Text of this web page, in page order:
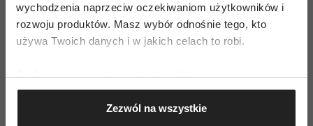
wychodzenia naprzeciw oczekiwaniom użytkowników i
rozwoju produktów. Masz wybór odnośnie tego, kto
używa Twoich danych i w jakich celach to robi.
Jeśli wyrazisz na to zgodę, chcielibyśmy również:
Gromadzić dane dotyczące Twojej lokalizacji
geograficznej z dokładnością nawet do kilku metrów
Zezwól na wszystkie
scenariuszowego jest Przemysław Nowakowski.
Autorami zdjęć są: Michał Englert oraz Piotr